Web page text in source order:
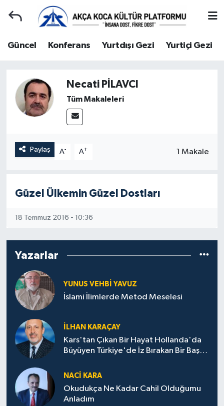
Güncel Konferans Yurtdışı Gezi Yurtiçi Gezi
Necati PİLAVCI
Tüm Makaleleri
Paylaş A- A+ 1 Makale
Güzel Ülkemin Güzel Dostları
18 Temmuz 2016 - 10:36
Yazarlar
YUNUS VEHBI YAVUZ
İslami İlimlerde Metod Meselesi
İLHAN KARAÇAY
Kars'tan Çıkan Bir Hayat Hollanda'da
Büyüyen Türkiye'de İz Bırakan Bir Başarı
NACI KARA
Okudukça Ne Kadar Cahil Olduğumu
Anladım
Gençlerle Başbaşa
Güncel
Konferans
Ziyaretler
Hakkımızda
Yönetim Kurulu
Sanat
Kocaeli Hava Durumu
Kocaeli Namaz Vakitleri
Kocaeli Trafik Yoğunluk Haritası
Son Dakika Haberleri
Haber Arşivi